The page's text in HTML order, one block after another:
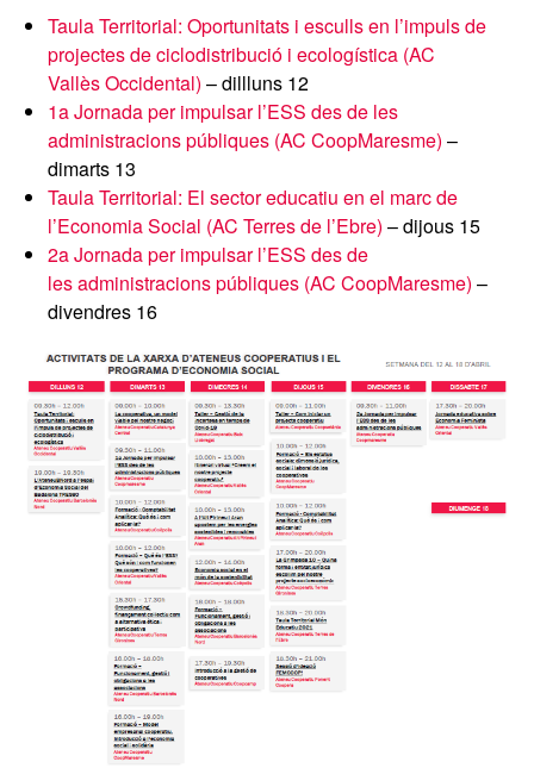
Taula Territorial: Oportunitats i esculls en l’impuls de
projectes de ciclodistribució i ecologística (AC
Vallès Occidental) – dillluns 12
1a Jornada per impulsar l’ESS des de les
administracions públiques (AC CoopMaresme) –
dimarts 13
Taula Territorial: El sector educatiu en el marc de
l’Economia Social (AC Terres de l’Ebre) – dijous 15
2a Jornada per impulsar l’ESS des de
les administracions públiques (AC CoopMaresme) –
divendres 16